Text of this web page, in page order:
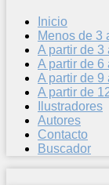
Inicio
Menos de 3
A partir de 3
A partir de 6
A partir de 9
A partir de
Ilustradores
Autores
Contacto
Buscador